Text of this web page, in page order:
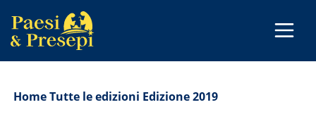
HomeTutte le edizioni Edizione 2019